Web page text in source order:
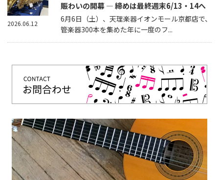
賑わいの開幕 — 締めは最終週末6/13・14へ
6月6日（土）、天理楽器イオンモール京都店で、
管楽器300本を集めた年に一度のフ...
2026.06.12